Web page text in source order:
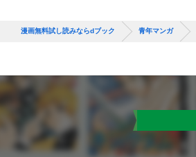
漫画無料試し読みならdブック 青年マンガ